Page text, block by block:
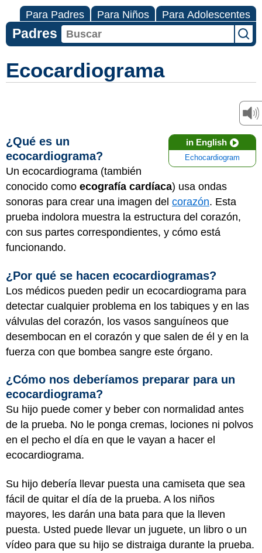
Para Padres Para Niños Para Adolescentes
Padres
Ecocardiograma
in English
Echocardiogram
¿Qué es un
ecocardiograma?
Un ecocardiograma (también
conocido como ecografía cardíaca) usa ondas
sonoras para crear una imagen del corazón. Esta
prueba indolora muestra la estructura del corazón,
con sus partes correspondientes, y cómo está
funcionando.
¿Por qué se hacen ecocardiogramas?
Los médicos pueden pedir un ecocardiograma para
detectar cualquier problema en los tabiques y en las
válvulas del corazón, los vasos sanguíneos que
desembocan en el corazón y que salen de él y en la
fuerza con que bombea sangre este órgano.
¿Cómo nos deberíamos preparar para un
ecocardiograma?
Su hijo puede comer y beber con normalidad antes
de la prueba. No le ponga cremas, lociones ni polvos
en el pecho el día en que le vayan a hacer el
ecocardiograma.
Su hijo debería llevar puesta una camiseta que sea
fácil de quitar el día de la prueba. A los niños
mayores, les darán una bata para que la lleven
puesta. Usted puede llevar un juguete, un libro o un
vídeo para que su hijo se distraiga durante la prueba.